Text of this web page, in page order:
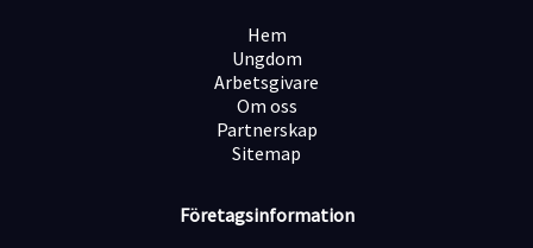
Hem
Ungdom
Arbetsgivare
Om oss
Partnerskap
Sitemap
Företagsinformation